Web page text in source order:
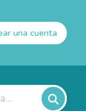
una cuenta